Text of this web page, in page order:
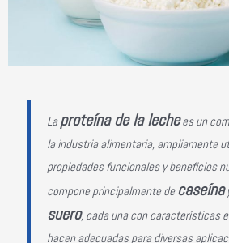
Laproteína de la lechees un
la industria alimentaria, ampliamente
propiedades funcionales y beneficios
compone principalmente decaseína
suero, cada una con características
hacen adecuadas para diversas